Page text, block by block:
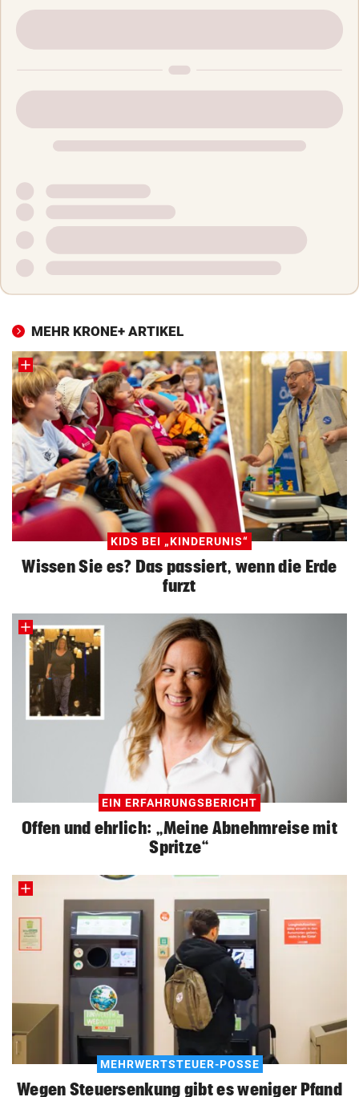
MEHR KRONE+ ARTIKEL
KIDS BEI „KINDERUNIS“
Wissen Sie es? Das passiert, wenn die Erde
furzt
EIN ERFAHRUNGSBERICHT
Offen und ehrlich: „Meine Abnehmreise mit
Spritze“
MEHRWERTSTEUER-POSSE
Wegen Steuersenkung gibt es weniger Pfand